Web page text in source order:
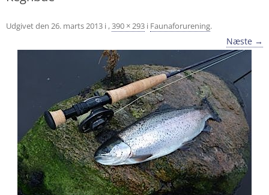
Udgivet den 26. marts 2013 i ,390 × 293 i Faunaforurening.
Næste →